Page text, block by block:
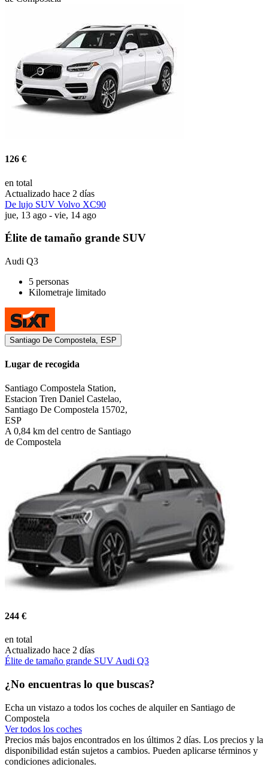
126 €
en total
Actualizado hace 2 días
De lujo SUV Volvo XC90
jue, 13 ago - vie, 14 ago
Élite de tamaño grande SUV
Audi Q3
5 personas
Kilometraje limitado
Santiago De Compostela, ESP
Lugar de recogida
Santiago Compostela Station,
Estacion Tren Daniel Castelao,
Santiago De Compostela 15702,
ESP
A 0,84 km del centro de Santiago
de Compostela
244 €
en total
Actualizado hace 2 días
Élite de tamaño grande SUV Audi Q3
¿No encuentras lo que buscas?
Echa un vistazo a todos los coches de alquiler en Santiago de
Compostela
Ver todos los coches
Precios más bajos encontrados en los últimos 2 días. Los precios y la
disponibilidad están sujetos a cambios. Pueden aplicarse términos y
condiciones adicionales.